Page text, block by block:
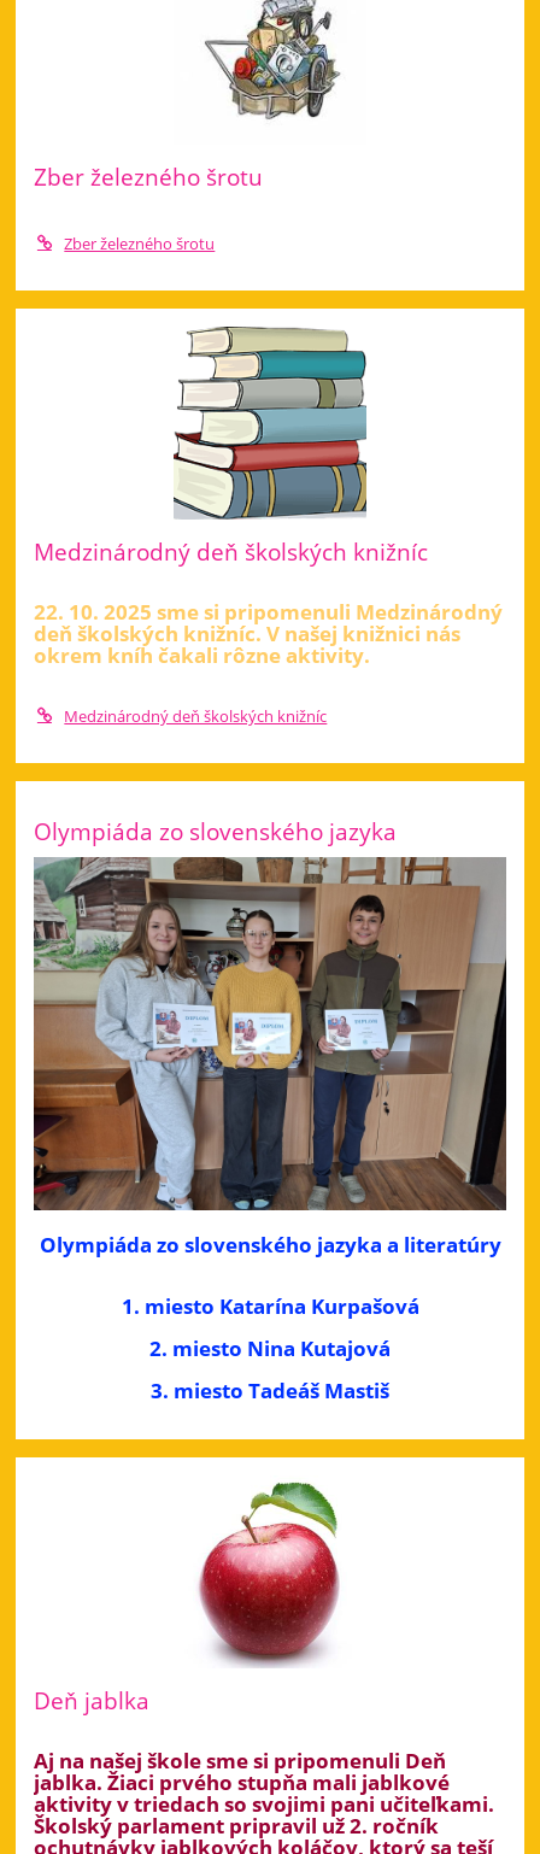
Zber železného šrotu
Zber železného šrotu
Medzinárodný deň školských knižníc
22. 10. 2025 sme si pripomenuli Medzinárodný
deň školských knižníc. V našej knižnici nás
okrem kníh čakali rôzne aktivity.
Medzinárodný deň školských knižníc
Olympiáda zo slovenského jazyka
Olympiáda zo slovenského jazyka a literatúry
1. miesto Katarína Kurpašová
2. miesto Nina Kutajová
3. miesto Tadeáš Mastiš
Deň jablka
Aj na našej škole sme si pripomenuli Deň
jablka. Žiaci prvého stupňa mali jablkové
aktivity v triedach so svojimi pani učiteľkami.
Školský parlament pripravil už 2. ročník
ochutnávky jablkových koláčov, ktorý sa teší